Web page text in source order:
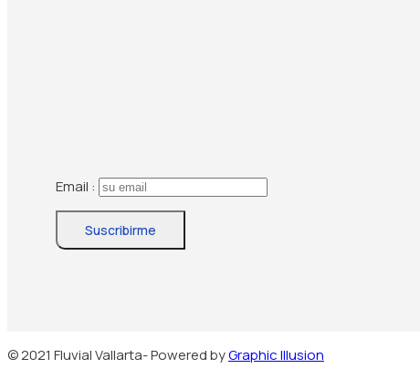
Email :
© 2021 Fluvial Vallarta- Powered byGraphic Illusion